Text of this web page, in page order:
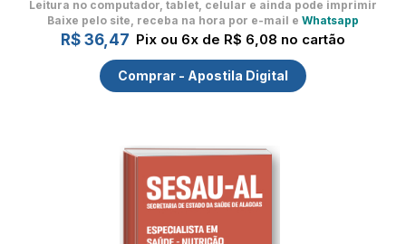
Leitura no computador, tablet, celular e ainda pode imprimir
Baixe pelo site, receba na hora por e-mail e Whatsapp
R$ 36,47 Pix ou 6x de R$ 6,08 no cartão
Comprar - Apostila Digital